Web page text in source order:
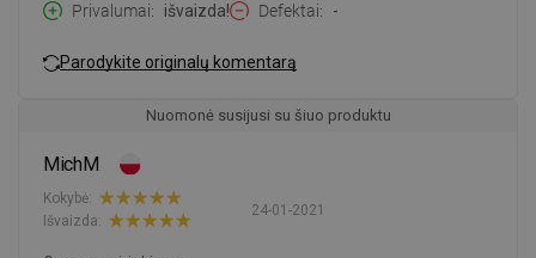
Privalumai
išvaizda! Defektai -
Parodykite originalų komentarą
Nuomonė susijusi su šiuo produktu
MichM
24-01-2021
Kokybė:
Išvaizda: